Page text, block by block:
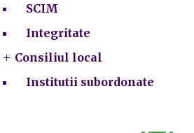
SCIM
Integritate
Consiliul local
Institutii subordonate